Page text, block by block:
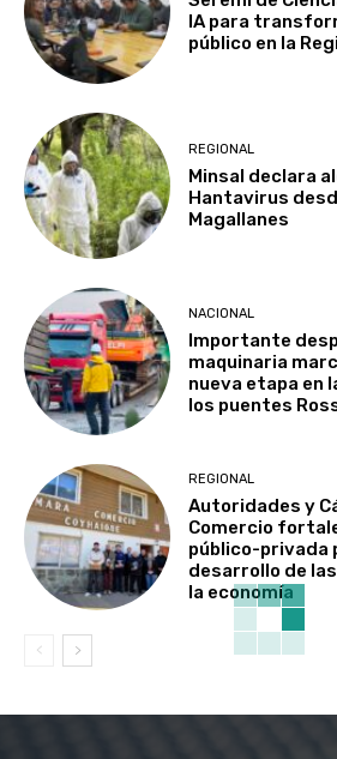
IA para
público en la
REGIONAL
Minsal declara
Hantavirus
Magallanes
NACIONAL
Importante
maquinaria
nueva etapa en
los puentes
REGIONAL
Autoridades y
Comercio
público-privada
desarrollo de
la economía